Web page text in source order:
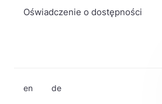
Oświadczenie o dostępności
en de